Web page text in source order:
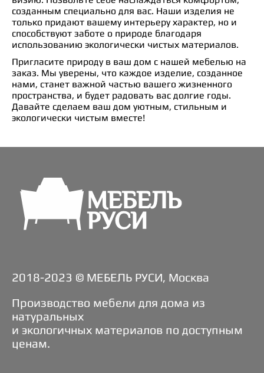
созданным специально для вас. Наши изделия не
только придают вашему интерьеру характер, но и
способствуют заботе о природе благодаря
использованию экологически чистых материалов.
Пригласите природу в ваш дом с нашей мебелью на
заказ. Мы уверены, что каждое изделие, созданное
нами, станет важной частью вашего жизненного
пространства, и будет радовать вас долгие годы.
Давайте сделаем ваш дом уютным, стильным и
экологически чистым вместе!
2018-2023 © МЕБЕЛЬ РУСИ, Москва
Производство мебели для дома из
натуральных
и экологичных материалов по доступным
ценам.